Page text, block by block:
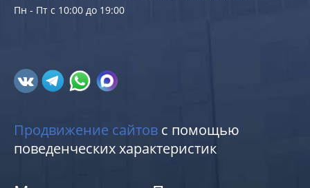
Пн - Пт с 10:00 до 19:00
Продвижение сайтов с помощью
поведенческих характеристик